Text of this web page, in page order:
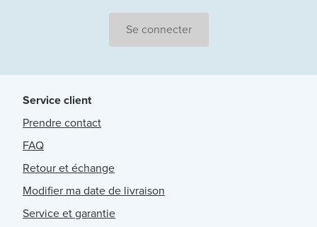
Se connecter
Service client
Prendre contact
FAQ
Retour et échange
Modifier ma date de livraison
Service et garantie